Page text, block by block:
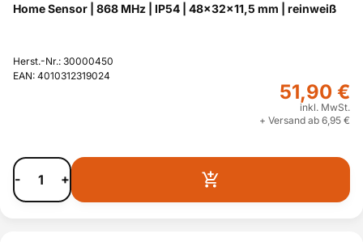
Home Sensor | 868 MHz | IP54 | 48x32x11,5 mm | reinweiß
Herst.-Nr.: 30000450
EAN: 4010312319024
51,90 €
inkl. MwSt.
+ Versand ab 6,95 €
- +